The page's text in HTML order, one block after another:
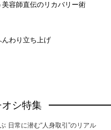
容師直伝のリカバリー術
わり立ち上げ
シ特集
日常に潜む“人身取引”のリアル